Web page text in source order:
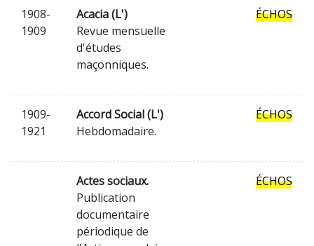
1908-
1909
Acacia (L')
Revue mensuelle
d'études
maçonniques.
ÉCHOS
1909-
1921
Accord Social (L')
Hebdomadaire.
ÉCHOS
Actes sociaux.
Publication
documentaire
périodique de
ÉCHOS